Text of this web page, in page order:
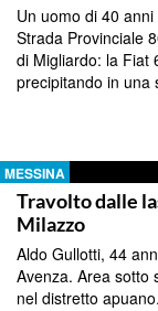
Un uomo di 40
Strada Provinciale
di Migliardo: la Fiat
precipitando in una
MESSINA
Travolto dalle
Milazzo
Aldo Gullotti, 44
Avenza. Area sotto
nel distretto